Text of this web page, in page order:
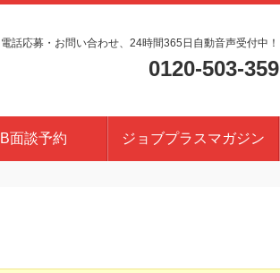
電話応募・お問い合わせ、24時間365日自動音声受付中！
0120-503-359
面談予約 ジョブプラスマガジン